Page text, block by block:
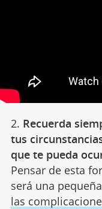
2. Recuerda
tus
que te pueda
Pensar de esta
será una
las